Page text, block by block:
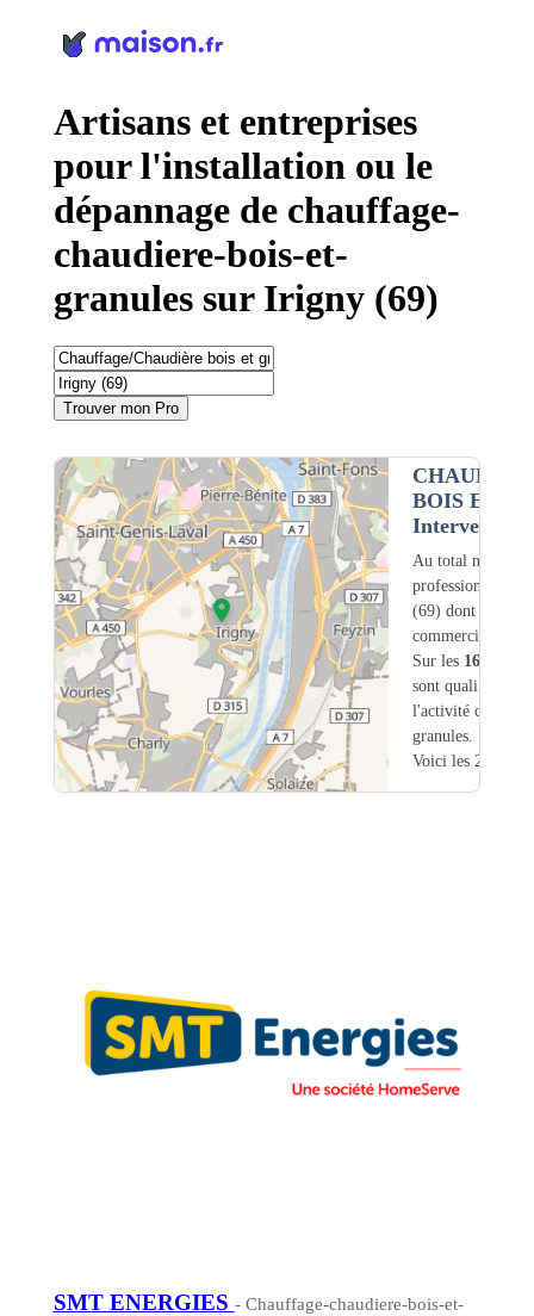
Artisans et entreprises
pour l'installation ou le
dépannage de chauffage-
chaudiere-bois-et-
granules sur Irigny (69)
Trouver mon Pro
BOIS ET
Intervention
Au total nous
professionnels
(69) dont
commerciale
Sur les 1680
sont qualifiés
l'activité
granules.
Voici les 20
SMT ENERGIES - Chauffage-chaudiere-bois-et-